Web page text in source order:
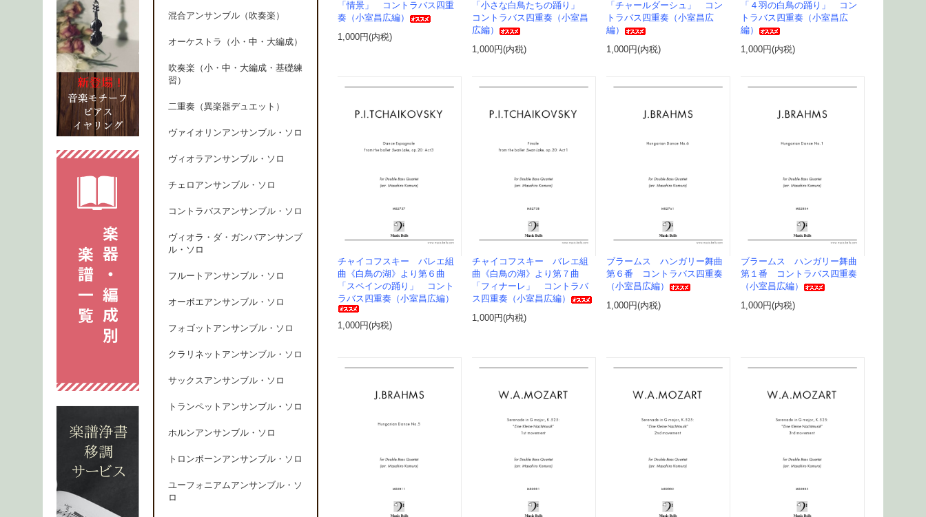
「情景」 コントラバス四重
奏（小室昌広編）
1,000円(内税)
「小さな白鳥たちの踊り」
コントラバス四重奏（小室昌
広編）
1,000円(内税)
「チャールダーシュ」 コン
トラバス四重奏（小室昌広
編）
1,000円(内税)
「４羽の白鳥の踊り」 コン
トラバス四重奏（小室昌広
編）
1,000円(内税)
チャイコフスキー バレエ組
曲《白鳥の湖》より第６曲
「スペインの踊り」 コント
ラバス四重奏（小室昌広編）
1,000円(内税)
チャイコフスキー バレエ組
曲《白鳥の湖》より第７曲
「フィナーレ」 コントラバ
ス四重奏（小室昌広編）
1,000円(内税)
ブラームス ハンガリー舞曲
第６番 コントラバス四重奏
（小室昌広編）
1,000円(内税)
ブラームス ハンガリー舞曲
第１番 コントラバス四重奏
（小室昌広編）
1,000円(内税)
混合アンサンブル（吹奏楽）
オーケストラ（小・中・大編成）
吹奏楽（小・中・大編成・基礎練
習）
二重奏（異楽器デュエット）
ヴァイオリンアンサンブル・ソロ
ヴィオラアンサンブル・ソロ
チェロアンサンブル・ソロ
コントラバスアンサンブル・ソロ
ヴィオラ・ダ・ガンバアンサンブ
ル・ソロ
フルートアンサンブル・ソロ
オーボエアンサンブル・ソロ
フォゴットアンサンブル・ソロ
クラリネットアンサンブル・ソロ
サックスアンサンブル・ソロ
トランペットアンサンブル・ソロ
ホルンアンサンブル・ソロ
トロンボーンアンサンブル・ソロ
ユーフォニアムアンサンブル・ソ
ロ